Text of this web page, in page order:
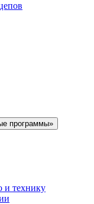
программы»
и технику